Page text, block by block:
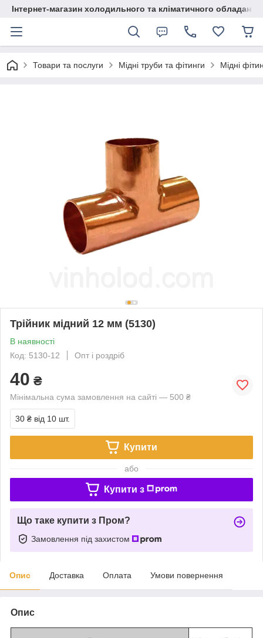
Інтернет-магазин холодильного та кліматичного обладання
Товари та послуги Мідні труби та фітинги Мідні
Трійник мідний 12 мм (5130)
В наявності
Код: 5130-12
Опт і роздріб
40 ₴
Мінімальна сума замовлення на сайті — 500 ₴
30 ₴ від 10 шт.
Купити
або
Купити з
Що таке купити з Пром?
Замовлення під захистом
Опис Доставка Оплата Умови повернення
Опис